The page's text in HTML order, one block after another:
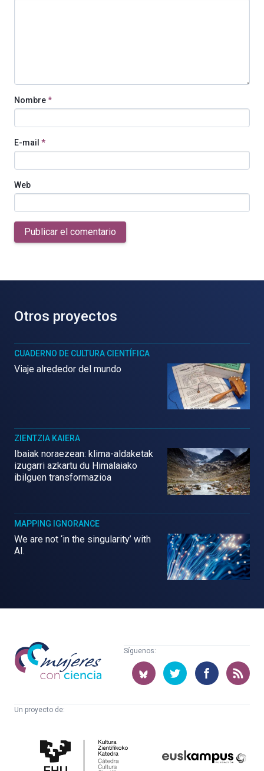
Nombre*
E-mail *
Web
Publicar el comentario
Otros proyectos
CUADERNO DE CULTURA CIENTÍFICA
Viaje alrededor del mundo
ZIENTZIA KAIERA
Ibaiak noraezean: klima-aldaketak
izugarri azkartu du Himalaiako
ibilguen transformazioa
MAPPING IGNORANCE
We are not ‘in the singularity’ with
AI.
Mujeres
con
ciencia
Síguenos:
Un proyecto de:
Cultura